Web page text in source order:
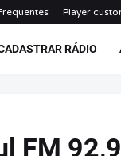
Player
RÁDIO
FM